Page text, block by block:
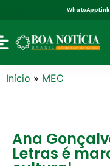
WhatsApp
Início » MEC
Ana
Letras é